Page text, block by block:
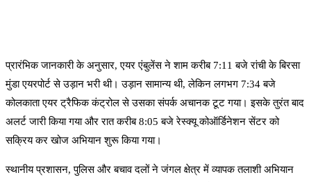
प्रारंभिक जानकारी के अनुसार, एयर एंबुलेंस ने शाम करीब 7:11 बजे रांची के बिरसा
मुंडा एयरपोर्ट से उड़ान भरी थी। उड़ान सामान्य थी, लेकिन लगभग 7:34 बजे
कोलकाता एयर ट्रैफिक कंट्रोल से उसका संपर्क अचानक टूट गया। इसके तुरंत बाद
अलर्ट जारी किया गया और रात करीब 8:05 बजे रेस्क्यू कोऑर्डिनेशन सेंटर को
सक्रिय कर खोज अभियान शुरू किया गया।
स्थानीय प्रशासन, पुलिस और बचाव दलों ने जंगल क्षेत्र में व्यापक तलाशी अभियान